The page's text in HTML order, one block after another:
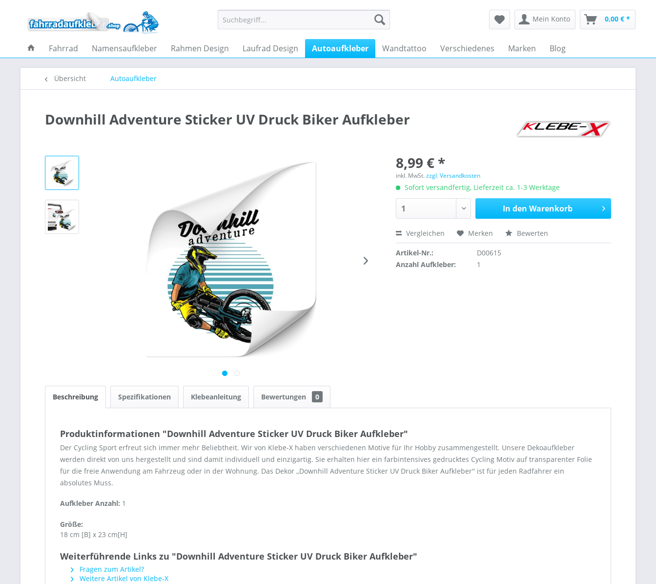
Mein Konto 0,00 € *
Fahrrad Namensaufkleber Rahmen Design Laufrad Design Autoaufkleber Wandtattoo Verschiedenes Marken Blog
Übersicht Autoaufkleber
Downhill Adventure Sticker UV Druck Biker Aufkleber
8,99 € *
inkl. MwSt.zzgl. Versandkosten
Sofort versandfertig, Lieferzeit ca. 1-3 Werktage
In den Warenkorb
Vergleichen Merken Bewerten
Artikel-Nr.:
D00615
Anzahl Aufkleber:
1
Beschreibung Spezifikationen Klebeanleitung Bewertungen 0
Produktinformationen "Downhill Adventure Sticker UV Druck Biker Aufkleber"
Der Cycling Sport erfreut sich immer mehr Beliebtheit. Wir von Klebe-X haben verschiedenen Motive für Ihr Hobby zusammengestellt. Unsere Dekoaufkleber
werden direkt von uns hergestellt und sind damit individuell und einzigartig. Sie erhalten hier ein farbintensives gedrucktes Cycling Motiv auf transparenter Folie
für die freie Anwendung am Fahrzeug oder in der Wohnung. Das Dekor ,,Downhill Adventure Sticker UV Druck Biker Aufkleber'' ist für jeden Radfahrer ein
absolutes Muss.
Aufkleber Anzahl: 1
Größe:
18 cm [B] x 23 cm[H]
Weiterführende Links zu "Downhill Adventure Sticker UV Druck Biker Aufkleber"
Fragen zum Artikel?
Weitere Artikel von Klebe-X